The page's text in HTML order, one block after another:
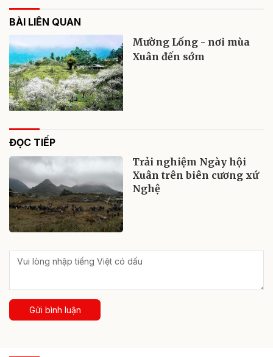
BÀI LIÊN QUAN
Mường Lống - nơi mùa
Xuân đến sớm
ĐỌC TIẾP
Trải nghiệm Ngày hội
Xuân trên biên cương xứ
Nghệ
Gửi bình luận